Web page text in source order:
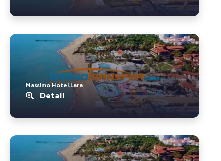
Massimo Hotel.Lara
Detail